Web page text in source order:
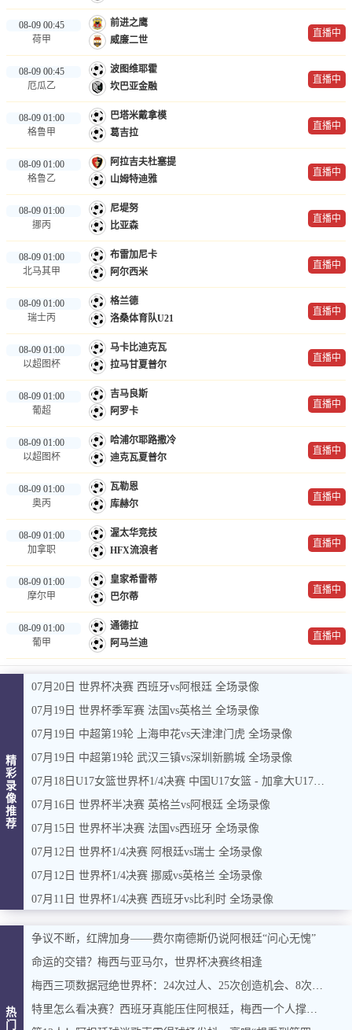
08-09 00:45
荷甲
前进之鹰
威廉二世
直播中
08-09 00:45
厄瓜乙
波图维耶霍
坎巴亚金融
直播中
08-09 01:00
格鲁甲
巴塔米戴拿模
葛吉拉
直播中
08-09 01:00
格鲁乙
阿拉吉夫杜塞提
山姆特迪雅
直播中
08-09 01:00
挪丙
尼堤努
比亚森
直播中
08-09 01:00
北马其甲
布雷加尼卡
阿尔西米
直播中
08-09 01:00
瑞士丙
格兰德
洛桑体育队U21
直播中
08-09 01:00
以超图杯
马卡比迪克瓦
拉马甘夏普尔
直播中
08-09 01:00
葡超
吉马良斯
阿罗卡
直播中
08-09 01:00
以超图杯
哈浦尔耶路撒冷
迪克瓦夏普尔
直播中
08-09 01:00
奥丙
瓦勒恩
库赫尔
直播中
08-09 01:00
加拿职
渥太华竞技
HFX流浪者
直播中
08-09 01:00
摩尔甲
皇家希雷蒂
巴尔蒂
直播中
08-09 01:00
葡甲
通德拉
阿马兰迪
直播中
精
彩
录
像
推
荐
07月20日 世界杯决赛 西班牙vs阿根廷 全场录像
07月19日 世界杯季军赛 法国vs英格兰 全场录像
07月19日 中超第19轮 上海申花vs天津津门虎 全场录像
07月19日 中超第19轮 武汉三镇vs深圳新鹏城 全场录像
07月18日U17女篮世界杯1/4决赛 中国U17女篮 - 加拿大U17女篮 录像
07月16日 世界杯半决赛 英格兰vs阿根廷 全场录像
07月15日 世界杯半决赛 法国vs西班牙 全场录像
07月12日 世界杯1/4决赛 阿根廷vs瑞士 全场录像
07月12日 世界杯1/4决赛 挪威vs英格兰 全场录像
07月11日 世界杯1/4决赛 西班牙vs比利时 全场录像
热
门
争议不断，红牌加身——费尔南德斯仍说阿根廷“问心无愧”
命运的交错？梅西与亚马尔，世界杯决赛终相逢
梅西三项数据冠绝世界杯：24次过人、25次创造机会、8次重大机会
特里怎么看决赛？西班牙真能压住阿根廷，梅西一个人撑起进攻？